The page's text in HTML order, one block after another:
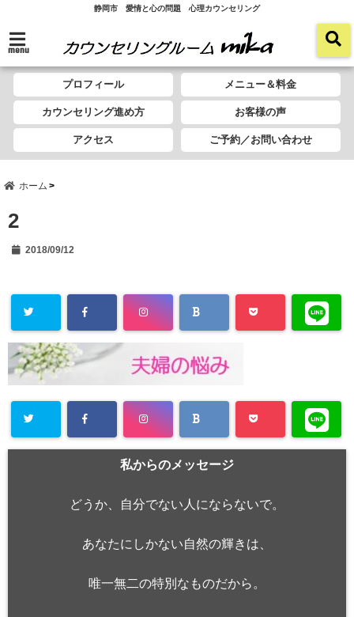
静岡市 愛情と心の問題 心理カウンセリング
menu
プロフィール メニュー＆料金
カウンセリング進め方 お客様の声
アクセス ご予約／お問い合わせ
ホーム
2
2018/09/12
私からのメッセージ
どうか、自分でない人にならないで。
あなたにしかない自然の輝きは、
唯一無二の特別なものだから。